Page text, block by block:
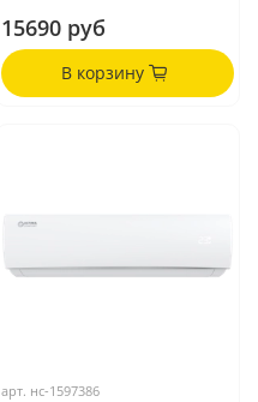
15690 руб
В корзину
арт. нс-1597386